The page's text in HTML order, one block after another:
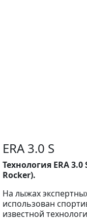
ERA 3.0 S
Технология ERA
Rocker).
На лыжах
использован
известной